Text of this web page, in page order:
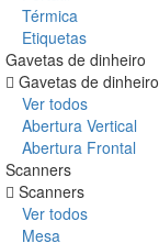
Térmica
Etiquetas
Gavetas de dinheiro
Gavetas de dinheiro
Ver todos
Abertura Vertical
Abertura Frontal
Scanners
Scanners
Ver todos
Mesa